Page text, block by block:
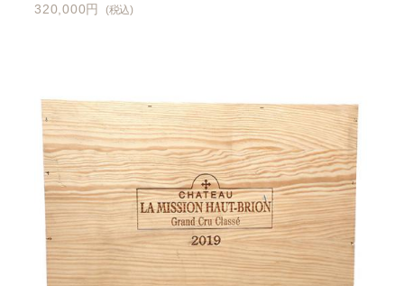
320,000円 (税込)